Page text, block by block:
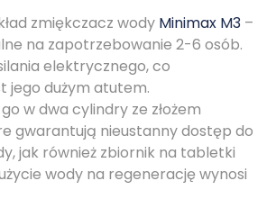
zmiękczacz wody Minimax M3 –
na zapotrzebowanie 2-6 osób.
elektrycznego, co
jego dużym atutem.
w dwa cylindry ze złożem
gwarantują nieustanny dostęp do
jak również zbiornik na tabletki
wody na regenerację wynosi